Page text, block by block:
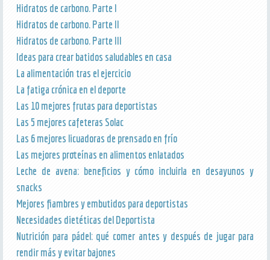
Hidratos de carbono. Parte I
Hidratos de carbono. Parte II
Hidratos de carbono. Parte III
Ideas para crear batidos saludables en casa
La alimentación tras el ejercicio
La fatiga crónica en el deporte
Las 10 mejores frutas para deportistas
Las 5 mejores cafeteras Solac
Las 6 mejores licuadoras de prensado en frío
Las mejores proteínas en alimentos enlatados
Leche de avena: beneficios y cómo incluirla en desayunos y
snacks
Mejores fiambres y embutidos para deportistas
Necesidades dietéticas del Deportista
Nutrición para pádel: qué comer antes y después de jugar para
rendir más y evitar bajones